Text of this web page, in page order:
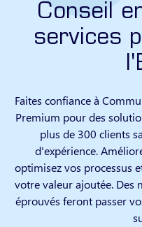
Conseil
services
Faites confiance à
Premium pour des
plus de 300 clients
d'expérience.
optimisez vos processus
votre valeur ajoutée. Des
éprouvés feront passer